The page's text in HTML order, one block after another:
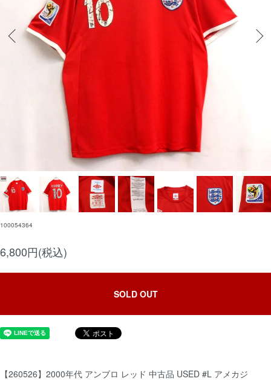
100054364
6,800円(税込)
SOLD OUT
【260526】2000年代 アンブロ レッド 中古品 USED #L アメカジ